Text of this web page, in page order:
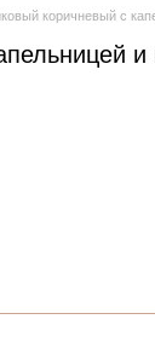
коричневый с